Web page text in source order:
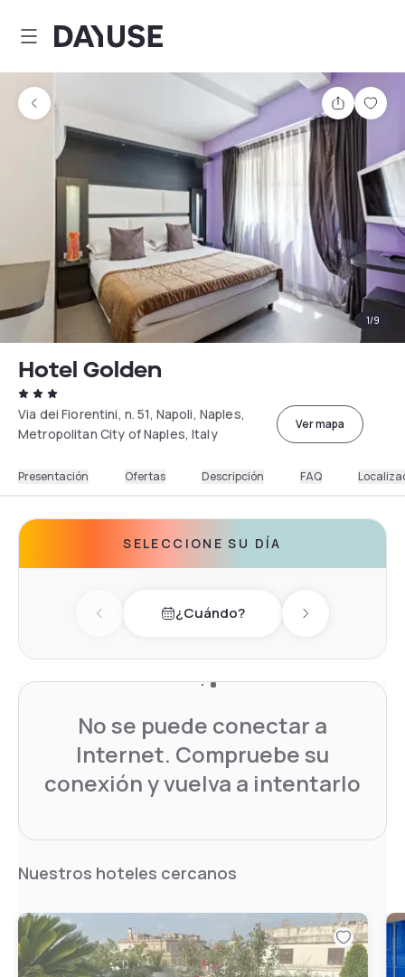
Dayuse
1/9
Hotel Golden
Via dei Fiorentini, n. 51, Napoli, Naples,
Metropolitan City of Naples, Italy
Ver mapa
Presentación Ofertas Descripción FAQ
SELECCIONE SU DÍA
Previous day¿Cuándo? Next day
No se puede conectar a
Internet. Compruebe su
conexión y vuelva a intentarlo
Nuestros hoteles cercanos